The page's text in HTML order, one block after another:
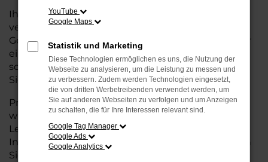
Ihr CUPRA Autohaus in Cuxhaven ist Ihr
vertrauenswürdiger Partner, wenn es um
Gebrauchtwagen geht. Wir bieten Ihnen nicht nur
eine große Auswahl an geprüften Fahrzeugen,
sondern auch eine fachkundige Beratung, damit
Sie das für Sie passende Modell finden.
Profitieren Sie von unseren zusätzlichenServices
wie attraktiven Finanzierungsmöglichkeiten,
Leasingangeboten und der bequemen
Inzahlungnahme Ihres alten Fahrzeugs. Besuchen
Sie uns und überzeugen Sie sich von der Qualität
YouTube
Google Maps
Statistik und Marketing
Diese Technologien ermöglichen es uns, die Nutzung der
Webseite zu analysieren, um die Leistung zu messen und
zu verbessern. Zudem werden Technologien eingesetzt,
die von dritten Werbetreibenden verwendet werden, um
Sie auf anderen Webseiten zu verfolgen und um Anzeigen
zu schalten, die für Ihre Interessen relevant sind.
Google Tag Manager
Google Ads
Google Analytics